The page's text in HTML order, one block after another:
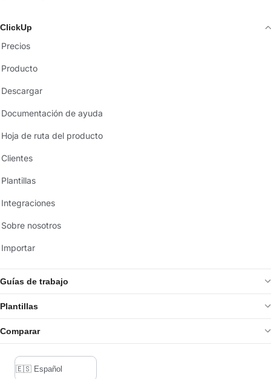
ClickUp
Precios
Producto
Descargar
Documentación de ayuda
Hoja de ruta del producto
Clientes
Plantillas
Integraciones
Sobre nosotros
Importar
Guías de trabajo
Plantillas
Comparar